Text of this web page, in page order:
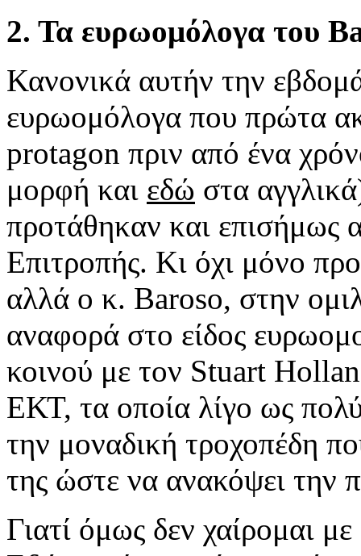
2. Τα ευρωομόλογα του
Κανονικά αυτήν την
ευρωομόλογα που πρώτα
protagon πριν από ένα
μορφή και εδώ στα
προτάθηκαν και επισήμως
Επιτροπής. Κι όχι μόνο
αλλά ο κ. Baroso, στην
αναφορά στο είδος
κοινού με τον Stuart
ΕΚΤ, τα οποία λίγο ως
την μοναδική τροχοπέδη
της ώστε να ανακόψει την
Γιατί όμως δεν χαίρομαι